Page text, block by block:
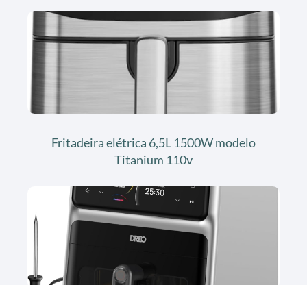
Fritadeira elétrica 6,5L 1500W modelo
Titanium 110v